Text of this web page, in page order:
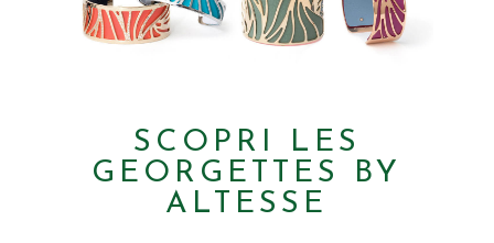
SCOPRI LES
GEORGETTES BY
ALTESSE